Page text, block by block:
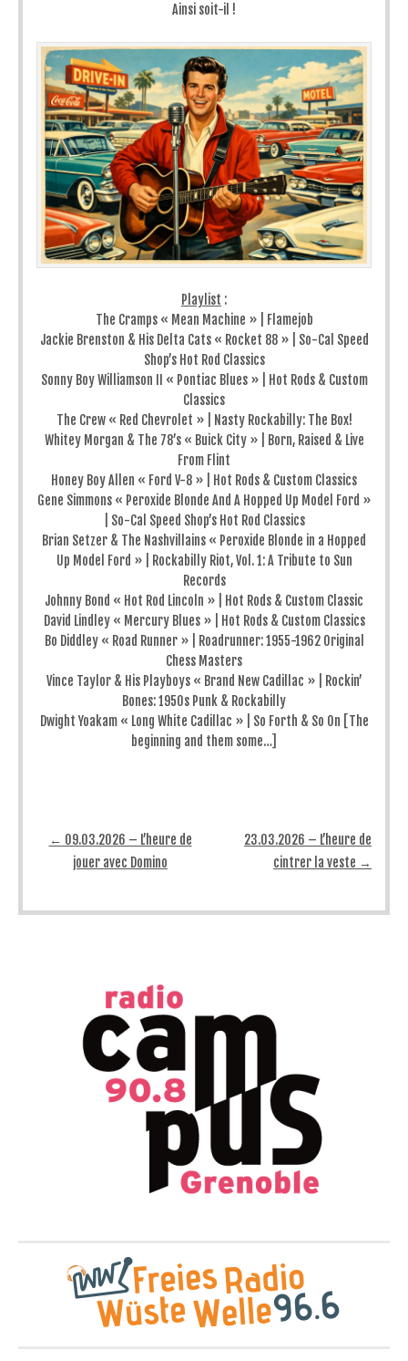
Ainsi soit-il !
Playlist :
The Cramps « Mean Machine » | Flamejob
Jackie Brenston & His Delta Cats « Rocket 88 » | So-Cal Speed
Shop’s Hot Rod Classics
Sonny Boy Williamson II « Pontiac Blues » | Hot Rods & Custom
Classics
The Crew « Red Chevrolet » | Nasty Rockabilly: The Box!
Whitey Morgan & The 78’s « Buick City » | Born, Raised & Live
From Flint
Honey Boy Allen « Ford V-8 » | Hot Rods & Custom Classics
Gene Simmons « Peroxide Blonde And A Hopped Up Model Ford »
| So-Cal Speed Shop’s Hot Rod Classics
Brian Setzer & The Nashvillains « Peroxide Blonde in a Hopped
Up Model Ford » | Rockabilly Riot, Vol. 1: A Tribute to Sun
Records
Johnny Bond « Hot Rod Lincoln » | Hot Rods & Custom Classic
David Lindley « Mercury Blues » | Hot Rods & Custom Classics
Bo Diddley « Road Runner » | Roadrunner: 1955-1962 Original
Chess Masters
Vince Taylor & His Playboys « Brand New Cadillac » | Rockin’
Bones: 1950s Punk & Rockabilly
Dwight Yoakam « Long White Cadillac » | So Forth & So On [The
beginning and them some…]
Post navigation
← 09.03.2026 – L’heure de
jouer avec Domino
23.03.2026 – L’heure de
cintrer la veste →